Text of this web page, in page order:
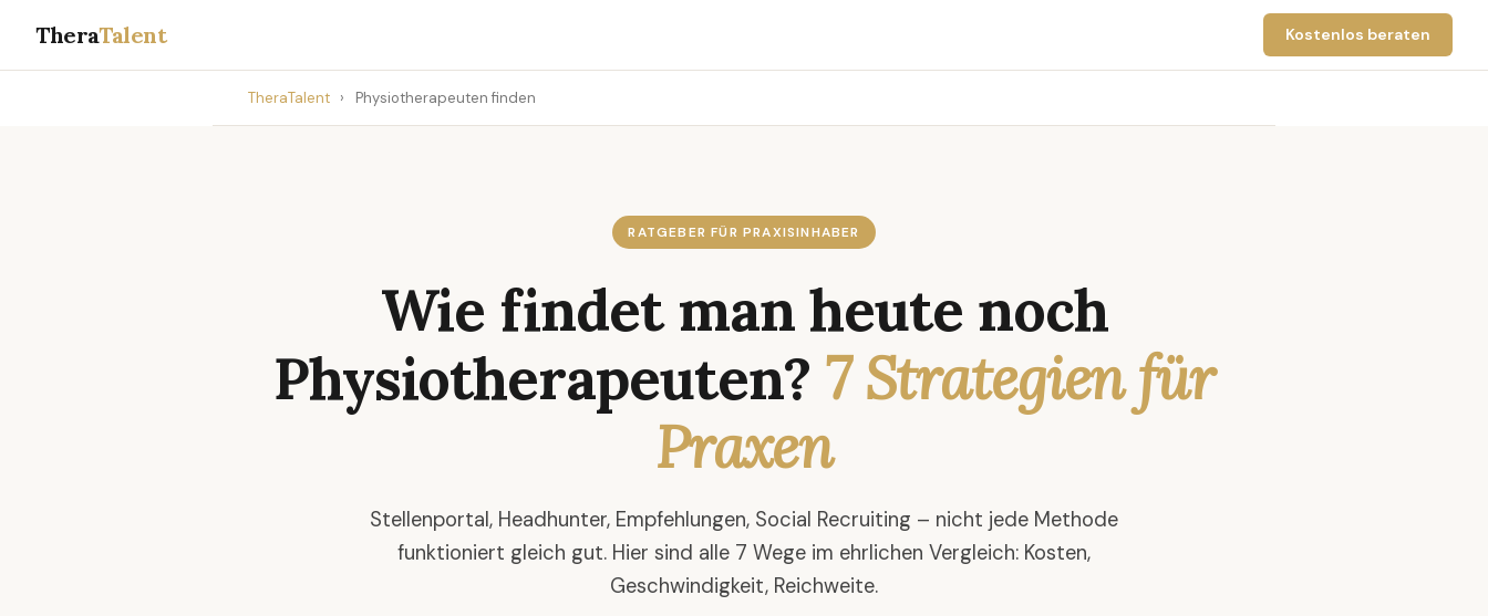
TheraTalent Kostenlos beraten
TheraTalent › Physiotherapeuten finden
RATGEBER FÜR PRAXISINHABER
Wie findet man heute noch
Physiotherapeuten? 7 Strategien für
Praxen
Stellenportal, Headhunter, Empfehlungen, Social Recruiting – nicht jede Methode
funktioniert gleich gut. Hier sind alle 7 Wege im ehrlichen Vergleich: Kosten,
Geschwindigkeit, Reichweite.